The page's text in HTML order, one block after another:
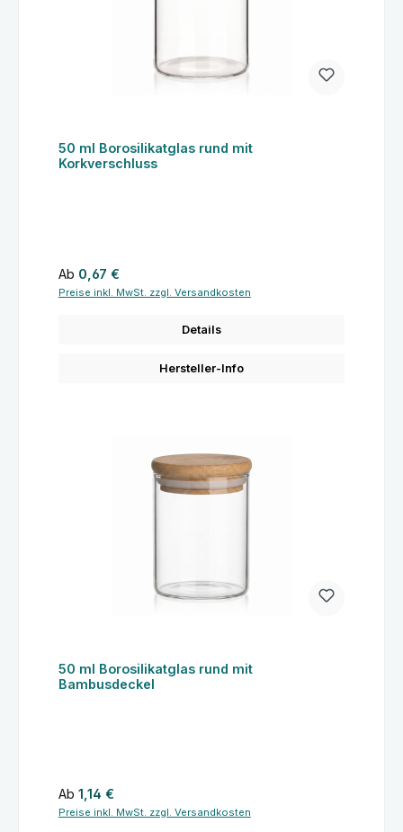
50 ml Borosilikatglas rund mit
Korkverschluss
Regulärer Preis:
Ab 0,67 €
Preise inkl. MwSt. zzgl. Versandkosten
Details
Hersteller-Info
50 ml Borosilikatglas rund mit
Bambusdeckel
Regulärer Preis:
Ab 1,14 €
Preise inkl. MwSt. zzgl. Versandkosten